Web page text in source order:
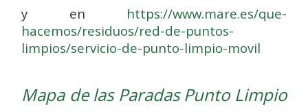
y en https://www.mare.es/que-
hacemos/residuos/red-de-puntos-
limpios/servicio-de-punto-limpio-movil
Mapa de las Paradas Punto Limpio